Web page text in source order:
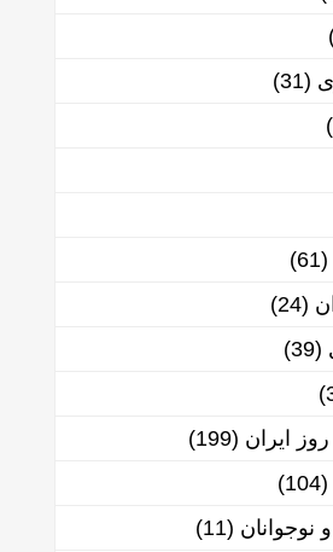
(31)
(61)
(24)
(39)
ایران (199)
(104)
نوجوانان (11)